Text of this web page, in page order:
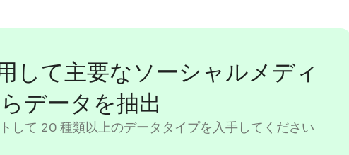
して主要なソーシャルメディ
データを抽出
して 20 種類以上のデータタイプを入手してください